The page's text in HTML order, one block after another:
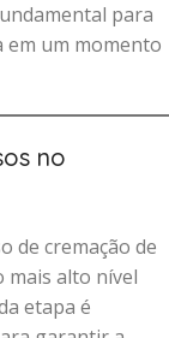
para
um momento
no
de cremação de
mais alto nível
etapa é